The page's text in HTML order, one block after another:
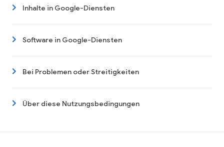
Inhalte in Google-Diensten
Software in Google-Diensten
Bei Problemen oder Streitigkeiten
Über diese Nutzungsbedingungen